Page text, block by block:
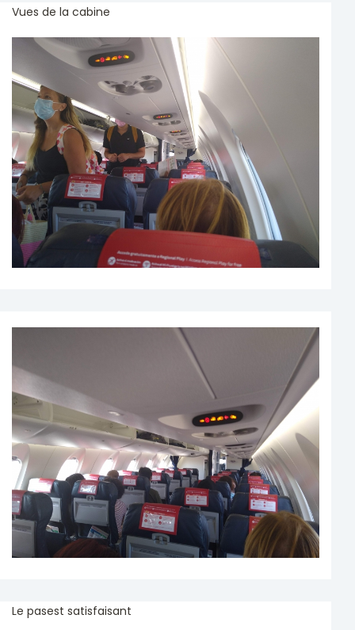
Vues de la cabine
Le pasest satisfaisant